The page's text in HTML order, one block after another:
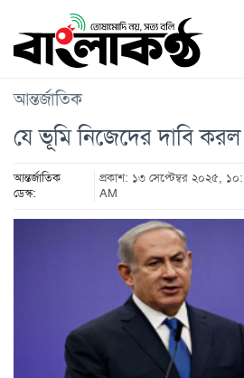
আন্তর্জাতিক
যে ভূমি নিজেদের দাবি করল
আন্তর্জাতিক
ডেস্ক:
প্রকাশ: ১৩ সেপ্টেম্বর ২০২৫,
AM